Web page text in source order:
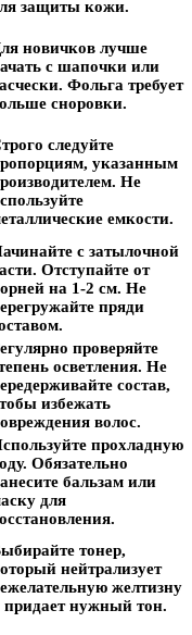
защиты кожи.
новичков лучше
с шапочки или
Фольга требует
сноровки.
следуйте
указанным
Не
емкости.
с затылочной
Отступайте от
на 1-2 см. Не
пряди
проверяйте
осветления. Не
состав,
избежать
волос.
прохладную
Обязательно
бальзам или
для
тонер,
нейтрализует
желтизну
придает нужный тон.